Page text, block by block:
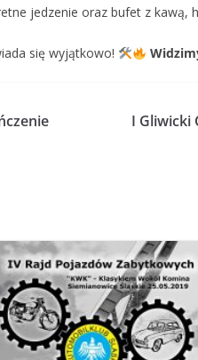
jedzenie oraz bufet z kawą,
się wyjątkowo!
I Gliwicki